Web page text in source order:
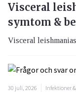
Visceral
symtom &
Visceral
30 juli, 2026 Infektioner